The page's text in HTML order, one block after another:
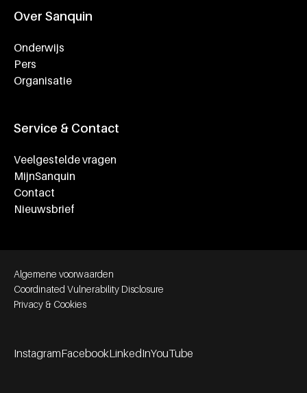
Over Sanquin
Onderwijs
Pers
Organisatie
Service & Contact
Veelgestelde vragen
MijnSanquin
Contact
Nieuwsbrief
Footer bottom navigation
Algemene voorwaarden
Coordinated Vulnerability Disclosure
Privacy & Cookies
InstagramFacebookLinkedInYouTube